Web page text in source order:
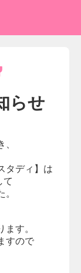
らせ
タディ】は
て
す。
すので